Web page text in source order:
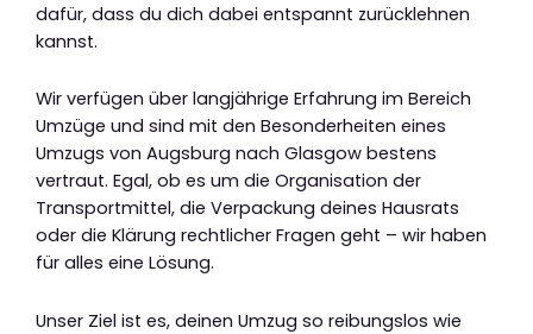
dafür, dass du dich dabei entspannt zurücklehnen
kannst.
Wir verfügen über langjährige Erfahrung im Bereich
Umzüge und sind mit den Besonderheiten eines
Umzugs von Augsburg nach Glasgow bestens
vertraut. Egal, ob es um die Organisation der
Transportmittel, die Verpackung deines Hausrats
oder die Klärung rechtlicher Fragen geht – wir haben
für alles eine Lösung.
Unser Ziel ist es, deinen Umzug so reibungslos wie